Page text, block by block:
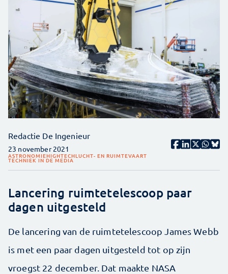
Redactie De Ingenieur
23 november 2021
ASTRONOMIEHIGHTECHLUCHT- EN RUIMTEVAART
TECHNIEK IN DE MEDIA
Lancering ruimtetelescoop paar
dagen uitgesteld
De lancering van de ruimtetelescoop James Webb
is met een paar dagen uitgesteld tot op zijn
vroegst 22 december. Dat maakte NASA